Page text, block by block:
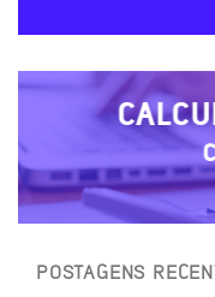
POSTAGENS